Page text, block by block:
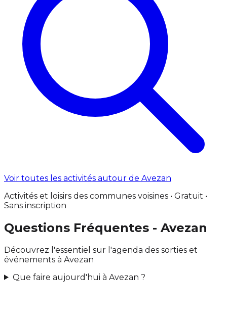
Voir toutes les activités autour de Avezan
Activités et loisirs des communes voisines • Gratuit •
Sans inscription
Questions Fréquentes - Avezan
Découvrez l'essentiel sur l'agenda des sorties et
événements à Avezan
Que faire aujourd'hui à Avezan ?